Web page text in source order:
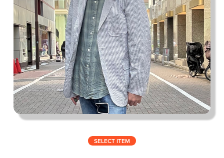
SELECT ITEM
B印的太鼓判マップ